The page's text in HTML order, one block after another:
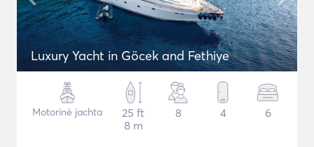
Luxury Yacht in Göcek and Fethiye
Motorinė jachta
25 ft
8 m
8 4 6